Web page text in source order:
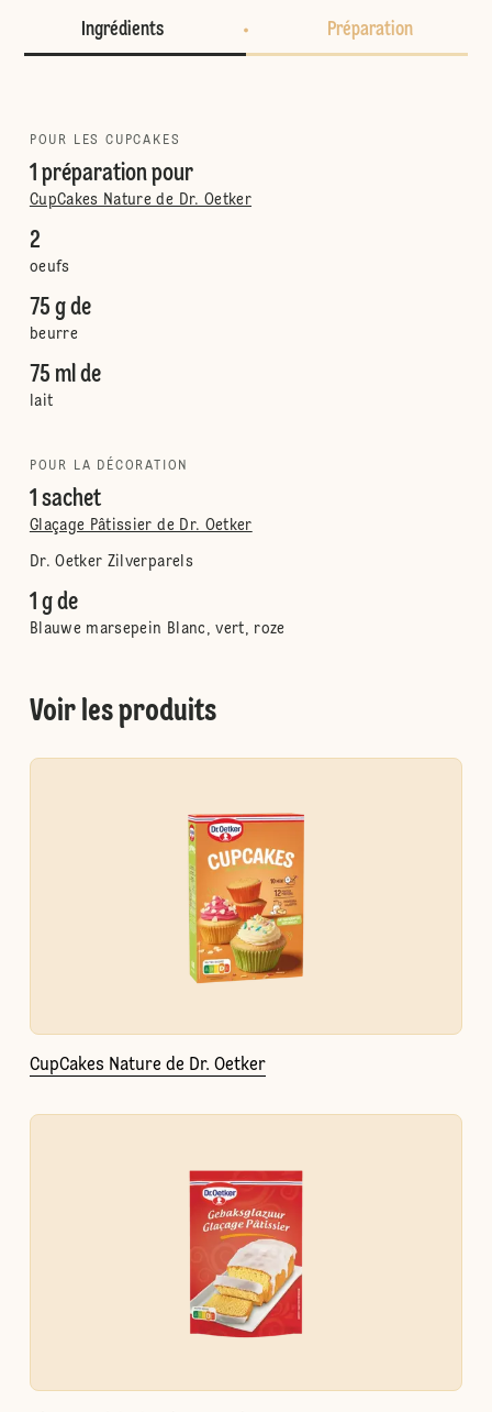
Ingrédients Préparation
POUR LES CUPCAKES
1 préparation pour
CupCakes Nature de Dr. Oetker
2
oeufs
75 g de
beurre
75 ml de
lait
POUR LA DÉCORATION
1 sachet
Glaçage Pâtissier de Dr. Oetker
Dr. Oetker Zilverparels
1 g de
Blauwe marsepein Blanc, vert, roze
Voir les produits
CupCakes Nature de Dr. Oetker